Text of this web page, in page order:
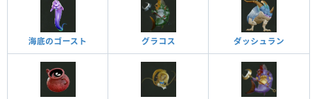
海底のゴースト グラコス ダッシュラン